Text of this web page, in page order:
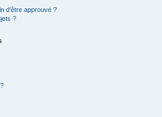
d’être approuvé ?
?